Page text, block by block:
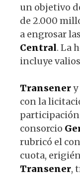
un objetivo
de 2.000
a engrosar
Central. La
incluye
Transenery
con la
consorcio
rubricó el
cuota,
Transener,